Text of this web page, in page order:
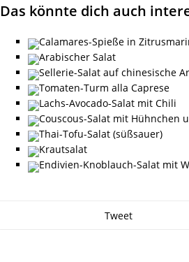
Das könnte dich auch
Calamares-Spieße in
Arabischer Salat
Sellerie-Salat auf chinesische
Tomaten-Turm alla Caprese
Lachs-Avocado-Salat mit Chili
Couscous-Salat mit Hühnchen
Thai-Tofu-Salat (süßsauer)
Krautsalat
Endivien-Knoblauch-Salat mit
Tweet